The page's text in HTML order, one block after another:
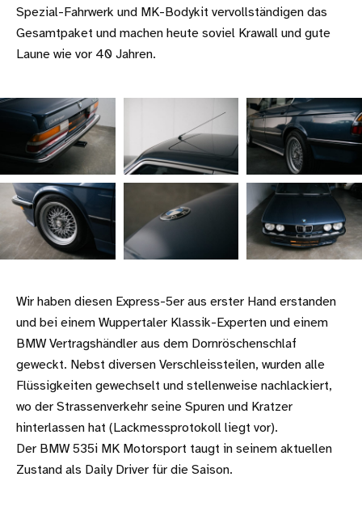
Spezial-Fahrwerk und MK-Bodykit vervollständigen das
Gesamtpaket und machen heute soviel Krawall und gute
Laune wie vor 40 Jahren.
Wir haben diesen Express-5er aus erster Hand erstanden
und bei einem Wuppertaler Klassik-Experten und einem
BMW Vertragshändler aus dem Dornröschenschlaf
geweckt. Nebst diversen Verschleissteilen, wurden alle
Flüssigkeiten gewechselt und stellenweise nachlackiert,
wo der Strassenverkehr seine Spuren und Kratzer
hinterlassen hat (Lackmessprotokoll liegt vor).
Der BMW 535i MK Motorsport taugt in seinem aktuellen
Zustand als Daily Driver für die Saison.